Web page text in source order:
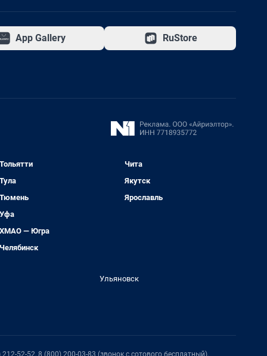
App Gallery RuStore
Тольятти
Тула
Тюмень
Уфа
ХМАО — Югра
Челябинск
Чита
Якутск
Ярославль
Ульяновск